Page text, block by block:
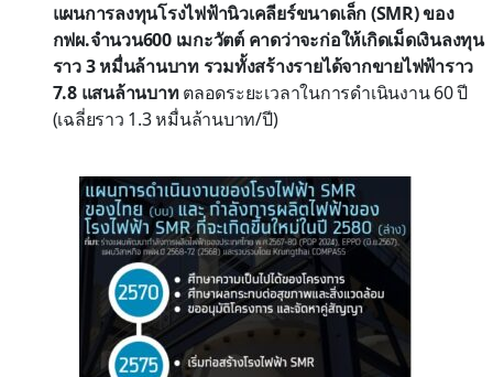
แผนการลงทุนโรงไฟฟ้านิวเคลียร์ขนาดเล็ก(SMR) ของ
กฟผ.จำนวน600 เมกะวัตต์ คาดว่าจะก่อให้เกิดเม็ดเงินลงทุน
ราว 3 หมื่นล้านบาท รวมทั้งสร้างรายได้จากขายไฟฟ้าราว
7.8 แสนล้านบาทตลอดระยะเวลาในการดำเนินงาน 60 ปี
(เฉลี่ยราว 1.3 หมื่นล้านบาท/ปี)